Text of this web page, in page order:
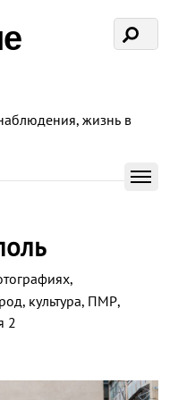
жизнь в
,
, культура, ПМР,
2